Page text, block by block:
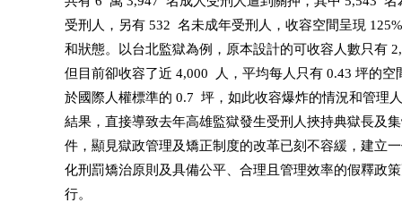
受刑人，另有 532  名未成年受刑人，收容空間呈現
和狀態。以台北監獄為例，原本設計的可收容人數只有
但目前卻收容了近 4,000  人，平均每人只有 0.43 坪的
於國際人權標準的 0.7  坪，如此收容爆炸的情況和管理
結果，直接導致去年高雄監獄發生受刑人挾持典獄長及
件，顯見獄政管理及矯正制度的改革已刻不容緩，建立
化刑罰矯治原則及具備公平、合理且管理效率的假釋政
              行。